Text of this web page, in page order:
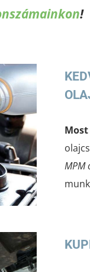
!
Most
MPM